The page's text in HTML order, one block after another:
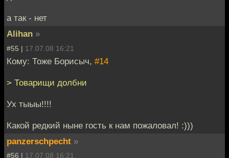
а так - нет
Alihan »
#55 | 17.07.08 16:21
Кому: Тоже Борисыч, #14
> Товарищи долбни
Ух тыыы!!!!
Какой редкий ныне гость к нам пожаловал! :)))
panzerschpecht »
#56 | 17.07.08 16:21